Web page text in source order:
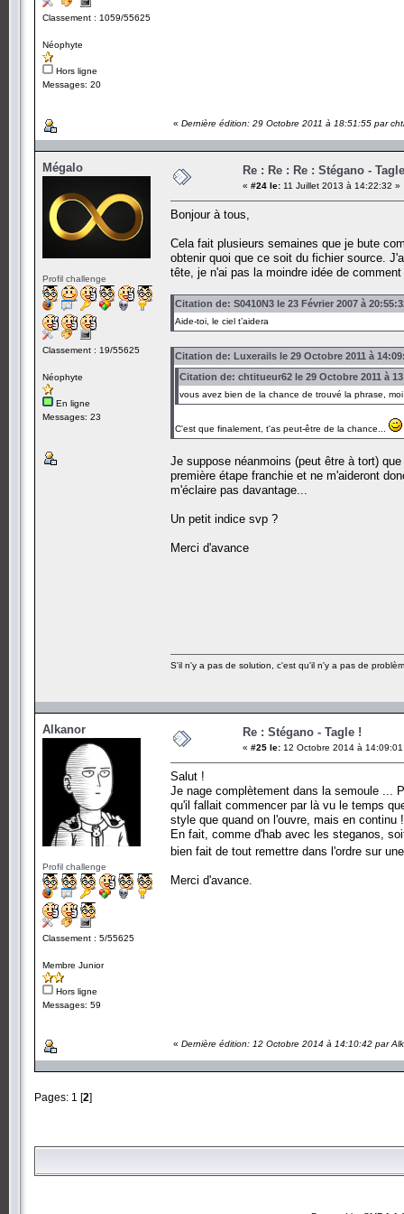
Classement : 1059/55625
Néophyte
Hors ligne
Messages: 20
« Dernière édition: 29 Octobre 2011 à 18:51:55 par
Mégalo
Profil challenge
Classement : 19/55625
Néophyte
En ligne
Messages: 23
Re : Re : Re : Stégano -
« #24 le: 11 Juillet 2013 à 14:22:32 »
Bonjour à tous,
Cela fait plusieurs semaines que je bute
obtenir quoi que ce soit du fichier source.
tête, je n'ai pas la moindre idée de
Citation de: S0410N3 le 23 Février 2007 à
Aide-toi, le ciel t’aidera
Citation de: Luxerails le 29 Octobre 2011 à
Citation de: chtitueur62 le 29 Octobre 2011 à
vous avez bien de la chance de trouvé la phrase,
C'est que finalement, t'as peut-être de la chance...
Je suppose néanmoins (peut être à tort)
première étape franchie et ne m'aideront
m'éclaire pas davantage...
Un petit indice svp ?
Merci d'avance
S'il n'y a pas de solution, c'est qu'il n'y a pas de
Alkanor
Profil challenge
Classement : 5/55625
Membre Junior
Hors ligne
Messages: 59
Re : Stégano - Tagle !
« #25 le: 12 Octobre 2014 à
Salut !
Je nage complètement dans la semoule ...
qu'il fallait commencer par là vu le temps
style que quand on l'ouvre, mais en
En fait, comme d'hab avec les steganos,
bien fait de tout remettre dans l'ordre sur
Merci d'avance.
« Dernière édition: 12 Octobre 2014 à 14:10:42 par
Pages: 1 [2]